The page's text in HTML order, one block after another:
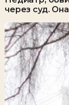
через суд.